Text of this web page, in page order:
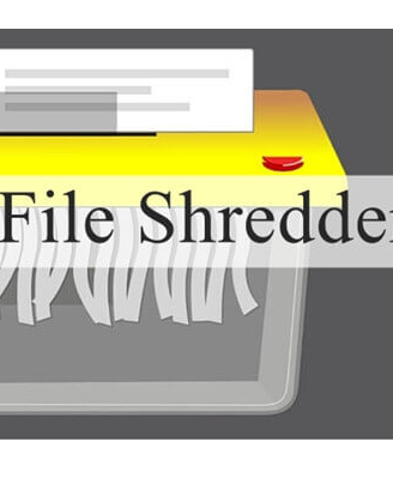
Bedankt voor je abonnement!